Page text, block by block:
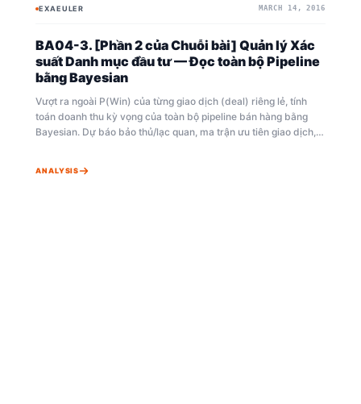
BAYESIAN
EXAEULER MARCH 14, 2016
BA04-3. [Phần 2 của Chuỗi bài] Quản lý Xác
suất Danh mục đầu tư — Đọc toàn bộ Pipeline
bằng Bayesian
Vượt ra ngoài P(Win) của từng giao dịch (deal) riêng lẻ, tính
toán doanh thu kỳ vọng của toàn bộ pipeline bán hàng bằng
Bayesian. Dự báo bảo thủ/lạc quan, ma trận ưu tiên giao dịch,
ANALYSIS